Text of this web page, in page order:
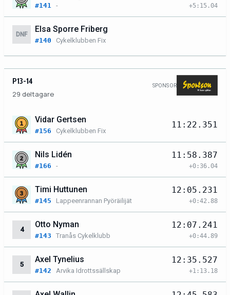
#141 - +5:15.04
DNF
Elsa Sporre Friberg
#140 Cykelklubben Fix
P13-14
29 deltagare
SPONSOR
Vidar Gertsen
#156 Cykelklubben Fix
11:22.351
Nils Lidén
#166 -
11:58.387
+0:36.04
Timi Huttunen
#145 Lappeenrannan Pyöräilijät
12:05.231
+0:42.88
4
Otto Nyman
#143 Tranås Cykelklubb
12:07.241
+0:44.89
5
Axel Tynelius
#142 Arvika Idrottssällskap
12:35.527
+1:13.18